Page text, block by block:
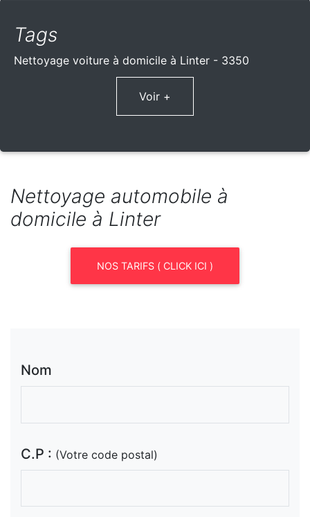
Tags
Nettoyage voiture à domicile à Linter - 3350
Voir +
Nettoyage automobile à
domicile à Linter
NOS TARIFS ( CLICK ICI )
Nom
C.P : (Votre code postal)